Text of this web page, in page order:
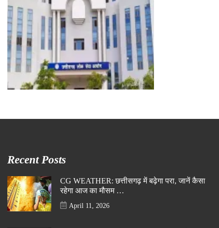
Recent Posts
CG WEATHER: छत्तीसगढ़ में बढ़ेगा परा, जानें कैसा
रहेगा आज का मौसम …
April 11, 2026